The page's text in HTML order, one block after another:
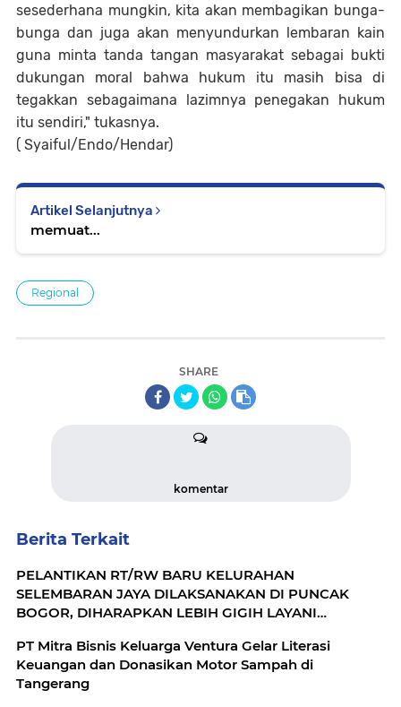
sesederhana mungkin, kita akan membagikan bunga-
bunga dan juga akan menyundurkan lembaran kain
guna minta tanda tangan masyarakat sebagai bukti
dukungan moral bahwa hukum itu masih bisa di
tegakkan sebagaimana lazimnya penegakan hukum
itu sendiri," tukasnya.
( Syaiful/Endo/Hendar)
Artikel Selanjutnya
memuat...
Regional
SHARE
komentar
Berita Terkait
PELANTIKAN RT/RW BARU KELURAHAN
SELEMBARAN JAYA DILAKSANAKAN DI PUNCAK
BOGOR, DIHARAPKAN LEBIH GIGIH LAYANI
​PT Mitra Bisnis Keluarga Ventura Gelar Literasi
Keuangan dan Donasikan Motor Sampah di
Tangerang